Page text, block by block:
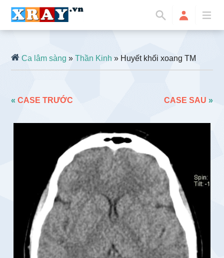
Ca lâm sàng »Thần Kinh » Huyết khối xoang TM
«CASE TRƯỚC CASE SAU »